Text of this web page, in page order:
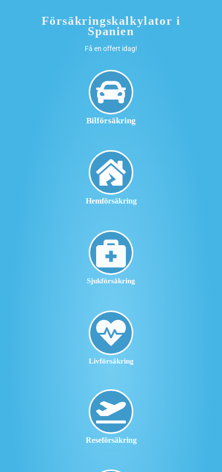
Försäkringskalkylator i
Spanien
Få en offert idag!
Bilförsäkring
Hemförsäkring
Sjukförsäkring
Livförsäkring
Reseförsäkring